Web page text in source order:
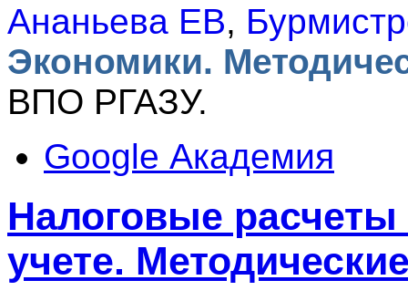
Ананьева ЕВ,
Экономики.
ВПО РГАЗУ.
Google Академия
Налоговые расчеты
учете.